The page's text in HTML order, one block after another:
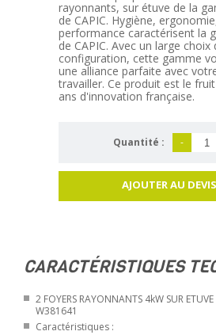
rayonnants, sur étuve de la
de CAPIC. Hygiène,
performance caractérisent la
de CAPIC. Avec un large choix
configuration, cette gamme
une alliance parfaite avec
travailler. Ce produit est le
ans d'innovation française.
Quantité : -
AJOUTER AU DEVIS
CARACTÉRISTIQUES
2 FOYERS RAYONNANTS 4kW SUR
W381641
Caractéristiques :